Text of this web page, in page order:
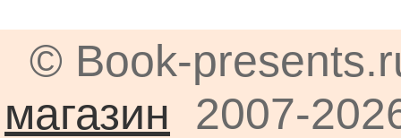
© Book-
магазин 2007-